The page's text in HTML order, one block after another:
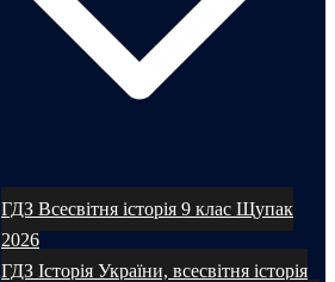
ГДЗ Всесвітня історія 9 клас Щупак
2026
ГДЗ Історія України, всесвітня історія